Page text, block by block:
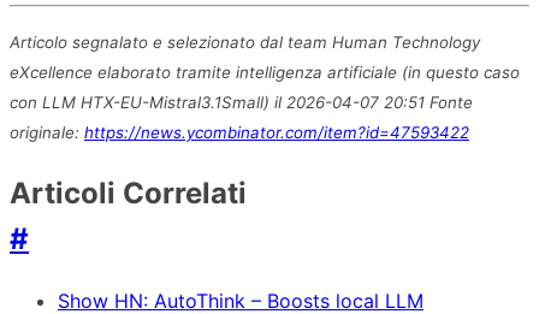
Articolo segnalato e selezionato dal team Human Technology
eXcellence elaborato tramite intelligenza artificiale (in questo caso
con LLM HTX-EU-Mistral3.1Small) il 2026-04-07 20:51 Fonte
originale: https://news.ycombinator.com/item?id=47593422
Articoli Correlati
#
Show HN: AutoThink – Boosts local LLM